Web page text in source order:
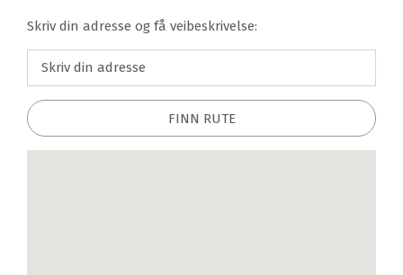
Skriv din adresse og få veibeskrivelse:
FINN RUTE